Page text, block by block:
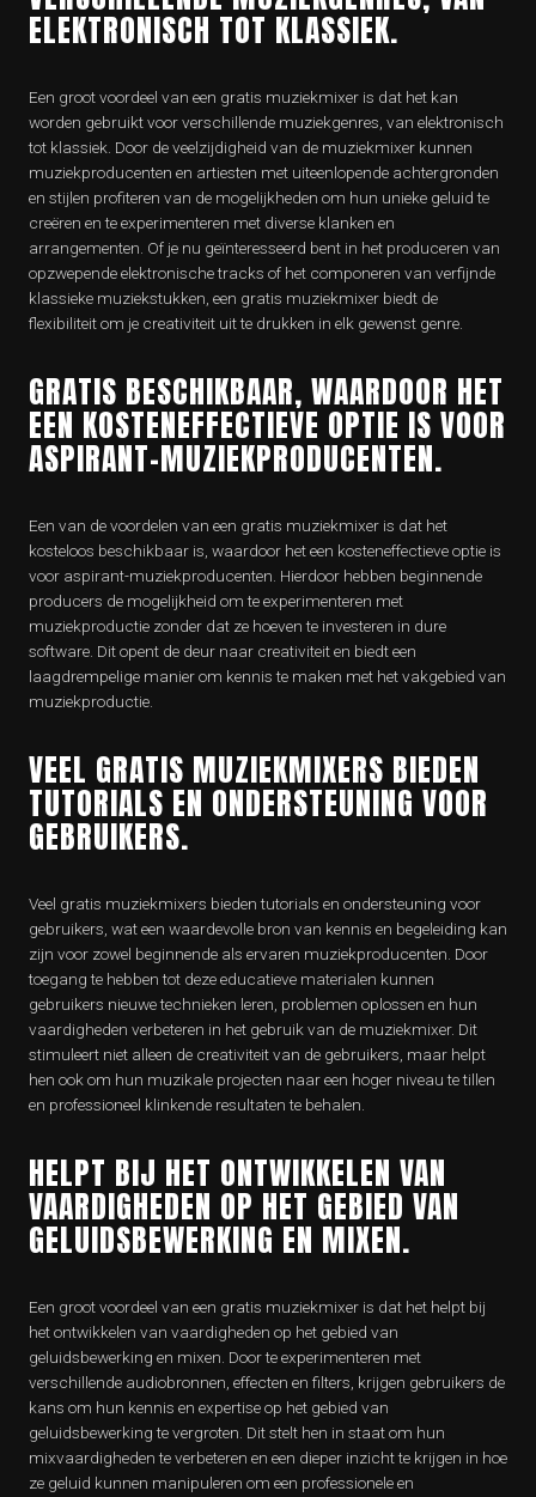
ELEKTRONISCH TOT KLASSIEK.
Een groot voordeel van een gratis muziekmixer is dat het kan
worden gebruikt voor verschillende muziekgenres, van elektronisch
tot klassiek. Door de veelzijdigheid van de muziekmixer kunnen
muziekproducenten en artiesten met uiteenlopende achtergronden
en stijlen profiteren van de mogelijkheden om hun unieke geluid te
creëren en te experimenteren met diverse klanken en
arrangementen. Of je nu geïnteresseerd bent in het produceren van
opzwepende elektronische tracks of het componeren van verfijnde
klassieke muziekstukken, een gratis muziekmixer biedt de
flexibiliteit om je creativiteit uit te drukken in elk gewenst genre.
GRATIS BESCHIKBAAR, WAARDOOR HET
EEN KOSTENEFFECTIEVE OPTIE IS VOOR
ASPIRANT-MUZIEKPRODUCENTEN.
Een van de voordelen van een gratis muziekmixer is dat het
kosteloos beschikbaar is, waardoor het een kosteneffectieve optie is
voor aspirant-muziekproducenten. Hierdoor hebben beginnende
producers de mogelijkheid om te experimenteren met
muziekproductie zonder dat ze hoeven te investeren in dure
software. Dit opent de deur naar creativiteit en biedt een
laagdrempelige manier om kennis te maken met het vakgebied van
muziekproductie.
VEEL GRATIS MUZIEKMIXERS BIEDEN
TUTORIALS EN ONDERSTEUNING VOOR
GEBRUIKERS.
Veel gratis muziekmixers bieden tutorials en ondersteuning voor
gebruikers, wat een waardevolle bron van kennis en begeleiding kan
zijn voor zowel beginnende als ervaren muziekproducenten. Door
toegang te hebben tot deze educatieve materialen kunnen
gebruikers nieuwe technieken leren, problemen oplossen en hun
vaardigheden verbeteren in het gebruik van de muziekmixer. Dit
stimuleert niet alleen de creativiteit van de gebruikers, maar helpt
hen ook om hun muzikale projecten naar een hoger niveau te tillen
en professioneel klinkende resultaten te behalen.
HELPT BIJ HET ONTWIKKELEN VAN
VAARDIGHEDEN OP HET GEBIED VAN
GELUIDSBEWERKING EN MIXEN.
Een groot voordeel van een gratis muziekmixer is dat het helpt bij
het ontwikkelen van vaardigheden op het gebied van
geluidsbewerking en mixen. Door te experimenteren met
verschillende audiobronnen, effecten en filters, krijgen gebruikers de
kans om hun kennis en expertise op het gebied van
geluidsbewerking te vergroten. Dit stelt hen in staat om hun
mixvaardigheden te verbeteren en een dieper inzicht te krijgen in hoe
ze geluid kunnen manipuleren om een professionele en